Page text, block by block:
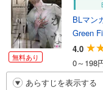
無料あり
BLマン
Green
4.0
0～198
あらすじを表示する